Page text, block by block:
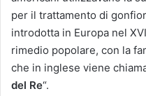
per il trattamento di
introdotta in Europa nel
rimedio popolare, con la
che in inglese viene
del Re“.